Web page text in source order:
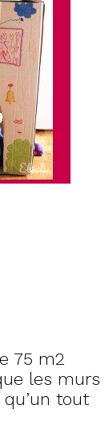
75 m2
les murs
tout